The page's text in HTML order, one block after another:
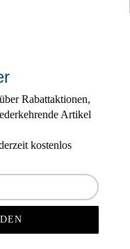
Rabattaktionen,
Artikel
kostenlos